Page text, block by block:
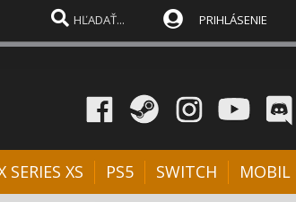
PRIHLÁSENIE
SERIES XS PS5 SWITCH MOBIL